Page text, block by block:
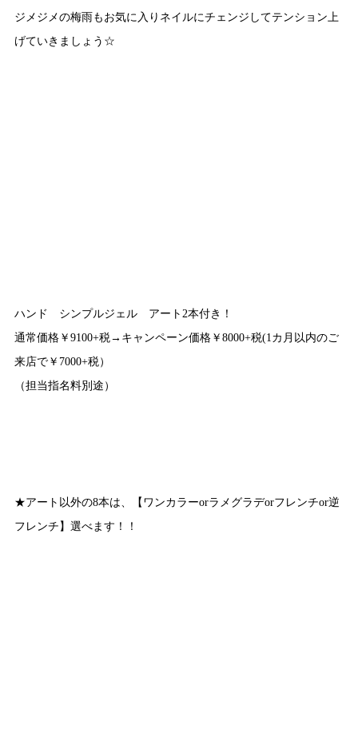
ジメジメの梅雨もお気に入りネイルにチェンジしてテンション上
げていきましょう☆
ハンド シンプルジェル アート2本付き！
通常価格￥9100+税→キャンペーン価格￥8000+税(1カ月以内のご
来店で￥7000+税）
（担当指名料別途）
★アート以外の8本は、【ワンカラーorラメグラデorフレンチor逆
フレンチ】選べます！！